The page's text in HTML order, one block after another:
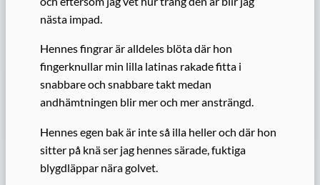
nästa impad.
Hennes fingrar är alldeles blöta där hon
fingerknullar min lilla latinas rakade fitta i
snabbare och snabbare takt medan
andhämtningen blir mer och mer ansträngd.
Hennes egen bak är inte så illa heller och där hon
sitter på knä ser jag hennes särade, fuktiga
blygdläppar nära golvet.